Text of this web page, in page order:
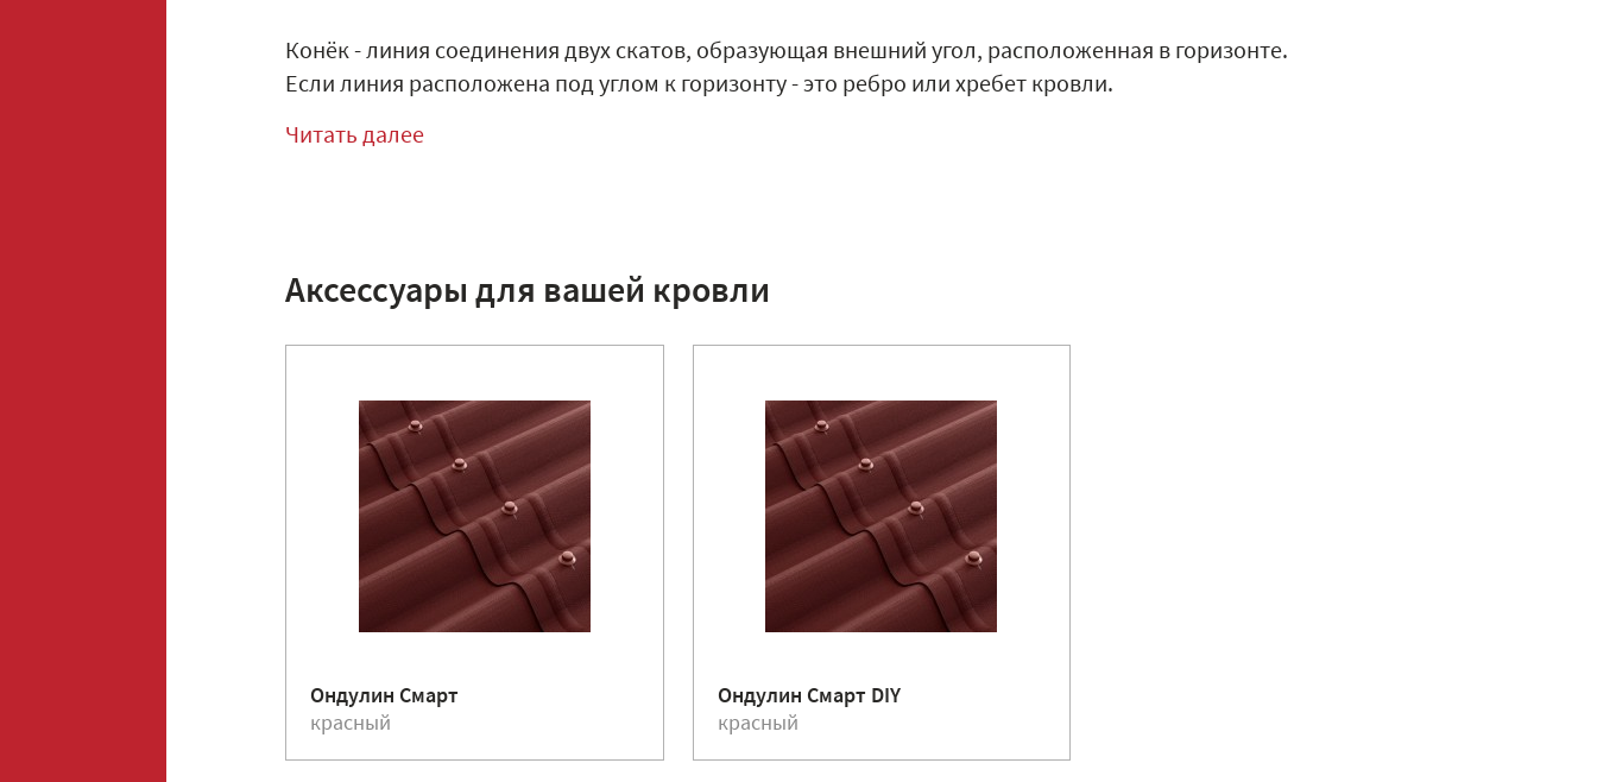
Конёк - линия соединения двух скатов, образующая внешний угол, расположенная в горизонте.
Если линия расположена под углом к горизонту - это ребро или хребет кровли.
Читать далее
Аксессуары для вашей кровли
Ондулин Смарт
красный
Ондулин Смарт DIY
красный